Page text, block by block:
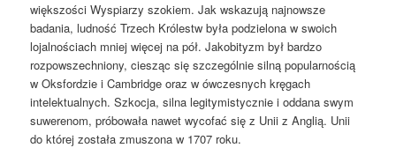
większości Wyspiarzy szokiem. Jak wskazują najnowsze
badania, ludność Trzech Królestw była podzielona w swoich
lojalnościach mniej więcej na pół. Jakobityzm był bardzo
rozpowszechniony, ciesząc się szczególnie silną popularnością
w Oksfordzie i Cambridge oraz w ówczesnych kręgach
intelektualnych. Szkocja, silna legitymistycznie i oddana swym
suwerenom, próbowała nawet wycofać się z Unii z Anglią. Unii
do której została zmuszona w 1707 roku.